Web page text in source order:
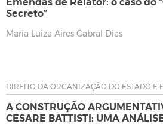
Emendas de Relator: o caso do
Secreto”
Maria Luiza Aires Cabral Dias
DIREITO DA ORGANIZAÇÃO DO ESTADO E
A CONSTRUÇÃO
CESARE BATTISTI: UMA